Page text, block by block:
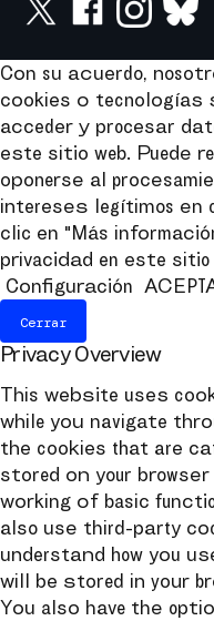
Con su acuerdo,
cookies o tecnologías
acceder y procesar
este sitio web. Puede
oponerse al
intereses legítimos en
clic en "Más
privacidad en este sitio
Configuración
Cerrar
Privacy Overview
This website uses
while you navigate
the cookies that are
stored on your
working of basic
also use third-party
understand how you
will be stored in your
You also have the